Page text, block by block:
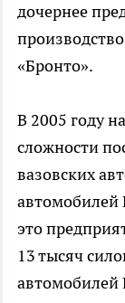
дочернее
«Бронто».
В 2005 году
сложности
вазовских
автомобилей
это
13 тысяч